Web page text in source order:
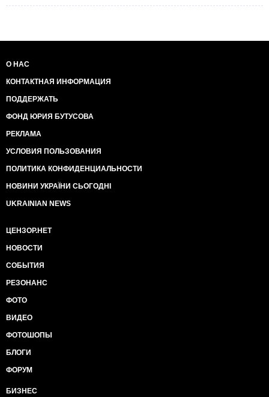
О НАС
КОНТАКТНАЯ ИНФОРМАЦИЯ
ПОДДЕРЖАТЬ
ФОНД ЮРИЯ БУТУСОВА
РЕКЛАМА
УСЛОВИЯ ПОЛЬЗОВАНИЯ
ПОЛИТИКА КОНФИДЕНЦИАЛЬНОСТИ
НОВИНИ УКРАЇНИ СЬОГОДНІ
UKRAINIAN NEWS
ЦЕНЗОР.НЕТ
НОВОСТИ
СОБЫТИЯ
РЕЗОНАНС
ФОТО
ВИДЕО
ФОТОШОПЫ
БЛОГИ
ФОРУМ
БИЗНЕС